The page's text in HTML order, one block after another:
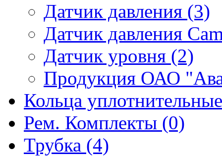
Датчик давления (3)
Датчик давления
Датчик уровня (2)
Продукция ОАО
Кольца
Рем. Комплекты (0)
Трубка (4)